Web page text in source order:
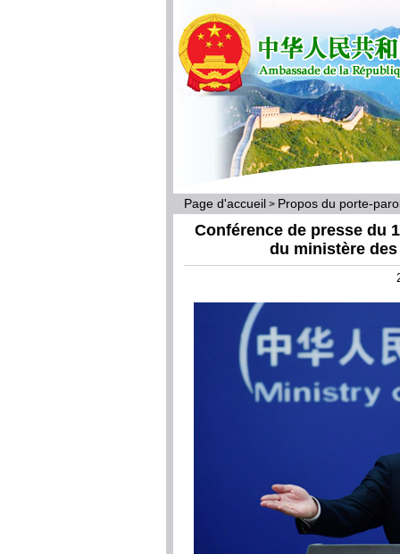
Page d'accueil > Propos du porte-
Conférence de presse du
du ministère